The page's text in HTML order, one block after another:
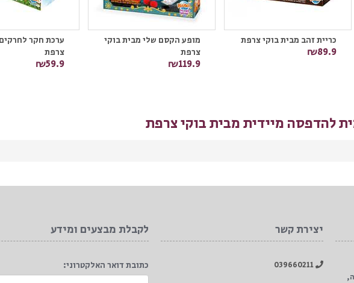
ערכת חקר
צרפת
₪59.9
מופע הקסם שלי מבית בוקי
צרפת
₪119.9
כריית זהב מבית בוקי צרפת
₪89.9
להדפסה מיידית מבית בוקי צרפת
יצירת קשר לקבלת מבצעים ומידע
כתובת דואר האלקטרוני: